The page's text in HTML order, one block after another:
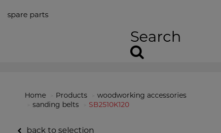
spare parts
Search
Home Products
woodworking accessories
sanding belts
SB2510K120
back to selection